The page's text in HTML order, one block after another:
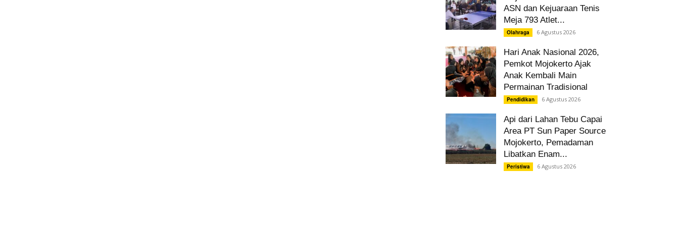
ASN dan Kejuaraan Tenis
Meja 793 Atlet...
Olahraga 6 Agustus 2026
Hari Anak Nasional 2026,
Pemkot Mojokerto Ajak
Anak Kembali Main
Permainan Tradisional
Pendidikan 6 Agustus 2026
Api dari Lahan Tebu Capai
Area PT Sun Paper Source
Mojokerto, Pemadaman
Libatkan Enam...
Peristiwa 6 Agustus 2026